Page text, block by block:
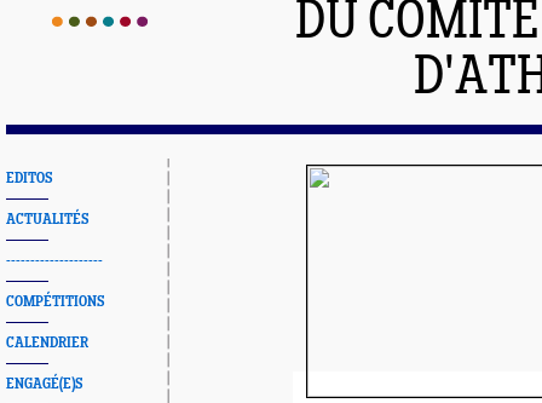
DU
EDITOS
ACTUALITÉS
--------------------
COMPÉTITIONS
CALENDRIER
ENGAGÉ(E)S